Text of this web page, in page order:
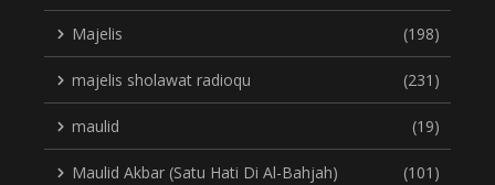
Majelis (198)
majelis sholawat radioqu (231)
maulid (19)
Maulid Akbar (Satu Hati Di Al-Bahjah) (101)